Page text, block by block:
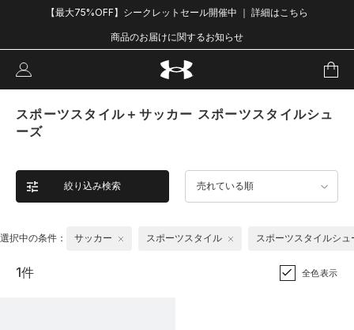
【最大75%OFF】シークレットセール開催中 ｜ 詳細はこちら
商品のお届けに関するお知らせ
スポーツスタイル＋サッカー スポーツスタイルシュ
ーズ
絞り込み検索 売れている順
選択中の条件： サッカー スポーツスタイル スポーツスタイルシュ
1件 全色表示